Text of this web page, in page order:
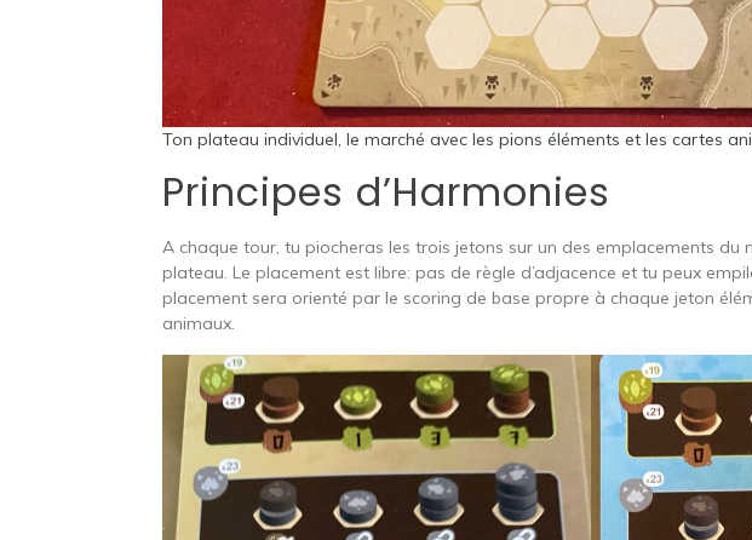
Ton plateau individuel, le marché avec les pions éléments et les cartes
Principes d’Harmonies
A chaque tour, tu piocheras les trois jetons sur un des emplacements du
plateau. Le placement est libre: pas de règle d’adjacence et tu peux
placement sera orienté par le scoring de base propre à chaque jeton
animaux.